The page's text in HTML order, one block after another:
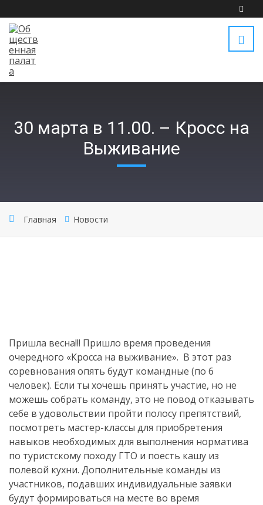
30 марта в 11.00. – Кросс на
Выживание
Главная Новости
Пришла весна!!! Пришло время проведения
очередного «Кросса на выживание». В этот раз
соревнования опять будут командные (по 6
человек). Если ты хочешь принять участие, но не
можешь собрать команду, это не повод отказывать
себе в удовольствии пройти полосу препятствий,
посмотреть мастер-классы для приобретения
навыков необходимых для выполнения норматива
по туристскому походу ГТО и поесть кашу из
полевой кухни. Дополнительные команды из
участников, подавших индивидуальные заявки
будут формироваться на месте во время